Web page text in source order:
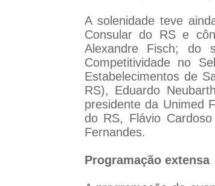
A solenidade teve
Consular do RS e
Alexandre Fisch; do
Competitividade no
Estabelecimentos de
RS), Eduardo
presidente da Unimed
do RS, Flávio
Fernandes.
Programação extensa